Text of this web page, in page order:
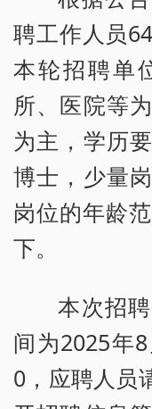
聘工作人员
本轮招聘单
所、医院等
为主，学历
博士，少量
岗位的年龄
下。
本次招
间为2025年
0，应聘人员